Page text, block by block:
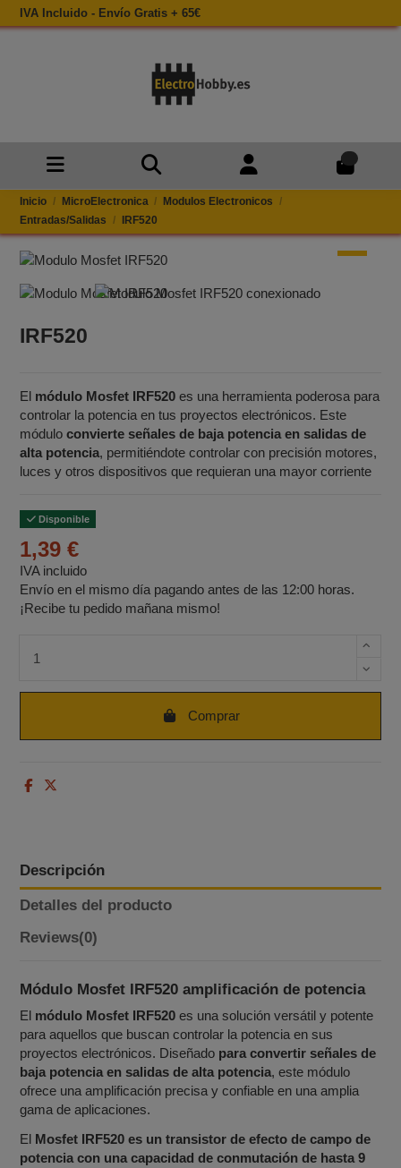
IVA Incluido - Envío Gratis + 65€
Inicio MicroElectronica
Modulos Electronicos
Entradas/Salidas
IRF520
IRF520
El módulo Mosfet IRF520 es una herramienta poderosa para
controlar la potencia en tus proyectos electrónicos. Este
móduloconvierte señales de baja potencia en salidas de
alta potencia, permitiéndote controlar con precisión motores,
luces y otros dispositivos que requieran una mayor corriente
Disponible
1,39 €
IVA incluido
Envío en el mismo día pagando antes de las 12:00 horas.
¡Recibe tu pedido mañana mismo!
Comprar
Descripción
Detalles del producto
Reviews(0)
Módulo Mosfet IRF520 amplificación de potencia
El módulo Mosfet IRF520 es una solución versátil y potente
para aquellos que buscan controlar la potencia en sus
proyectos electrónicos. Diseñado para convertir señales de
baja potencia en salidas de alta potencia, este módulo
ofrece una amplificación precisa y confiable en una amplia
gama de aplicaciones.
El Mosfet IRF520 es un transistor de efecto de campo de
potencia con una capacidad de conmutación de hasta 9